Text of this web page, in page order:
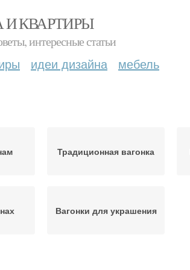
И КВАРТИРЫ
интересные статьи
идеи дизайна мебель
Традиционная вагонка
Вагонки для украшения